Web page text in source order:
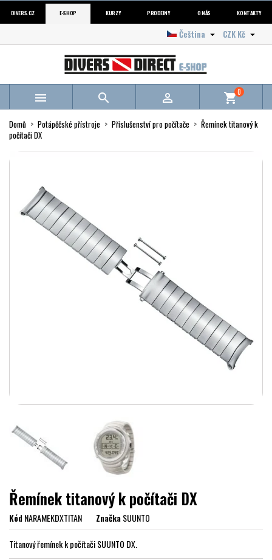
DIVERS.CZ E-SHOP KURZY PRODEJNY O NÁS KONTAKTY
CZK Kč 
Čeština 
   shopping_cart0
Domů Potápěčské přístroje Příslušenství pro počítače
Řemínek titanový k
počítači DX
Řemínek titanový k počítači DX
KódNARAMEKDXTITAN ZnačkaSUUNTO
Titanový řemínek k počítači SUUNTO DX.